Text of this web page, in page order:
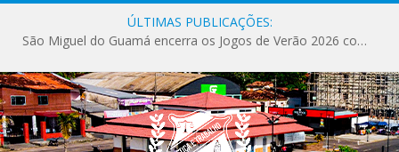
ÚLTIMAS PUBLICAÇÕES:
São Miguel do Guamá encerra os Jogos de Verão 2026 com sucesso de público e competições.